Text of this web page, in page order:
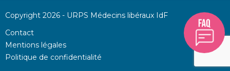
Copyright 2026 - URPS Médecins libéraux IdF
Contact
Mentions légales
Politique de confidentialité